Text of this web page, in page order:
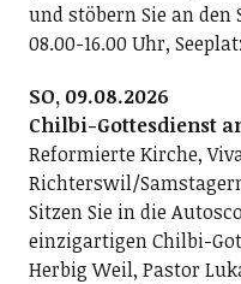
und stöbern Sie an den
08.00-16.00 Uhr,
SO, 09.08.2026
Chilbi-Gottesdienst
Reformierte Kirche,
Richterswil/
Sitzen Sie in die
einzigartigen Chilbi-
Herbig Weil, Pastor